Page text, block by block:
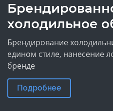
холодильное
Брендирование
едином стиле, нанесение
бренде
Подробнее